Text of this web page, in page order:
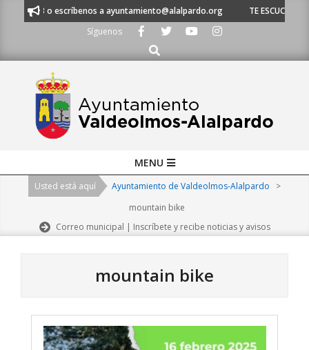
53 o escríbenos a ayuntamiento@alalpardo.org
TE ESCUCHAMOS -
Síguenos
Buscar
Navigation
MENU
Usted está aquí Ayuntamiento de Valdeolmos-Alalpardo
>
mountain bike
Correo municipal | Inscríbete y recibe noticias y avisos
mountain bike